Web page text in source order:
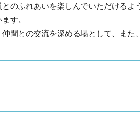
のふれあいを楽しんでいただけるよ
す。
間との交流を深める場として、また